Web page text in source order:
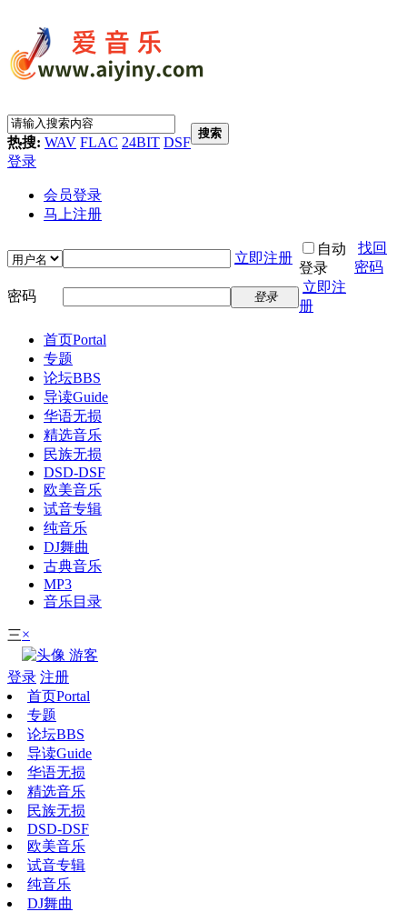
热搜: WAV FLAC 24BIT DSF
搜索
登录
会员登录
马上注册
立即注册
自动
登录
找回
密码
密码
登录
立即注
册
首页Portal
专题
论坛BBS
导读Guide
华语无损
精选音乐
民族无损
DSD-DSF
欧美音乐
试音专辑
纯音乐
DJ舞曲
古典音乐
MP3
音乐目录
三×
游客
登录 注册
首页Portal
专题
论坛BBS
导读Guide
华语无损
精选音乐
民族无损
DSD-DSF
欧美音乐
试音专辑
纯音乐
DJ舞曲